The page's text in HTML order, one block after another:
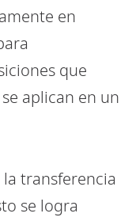
en
que
aplican en un
transferencia
se logra